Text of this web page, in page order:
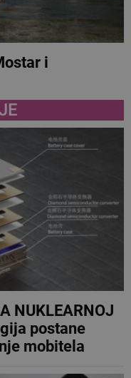
i
NUKLEARNOJ
postane
mobitela